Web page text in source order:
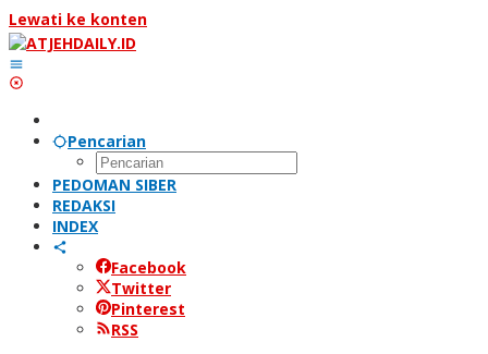
Lewati ke konten
Pencarian
PEDOMAN SIBER
REDAKSI
INDEX
Facebook
Twitter
Pinterest
RSS